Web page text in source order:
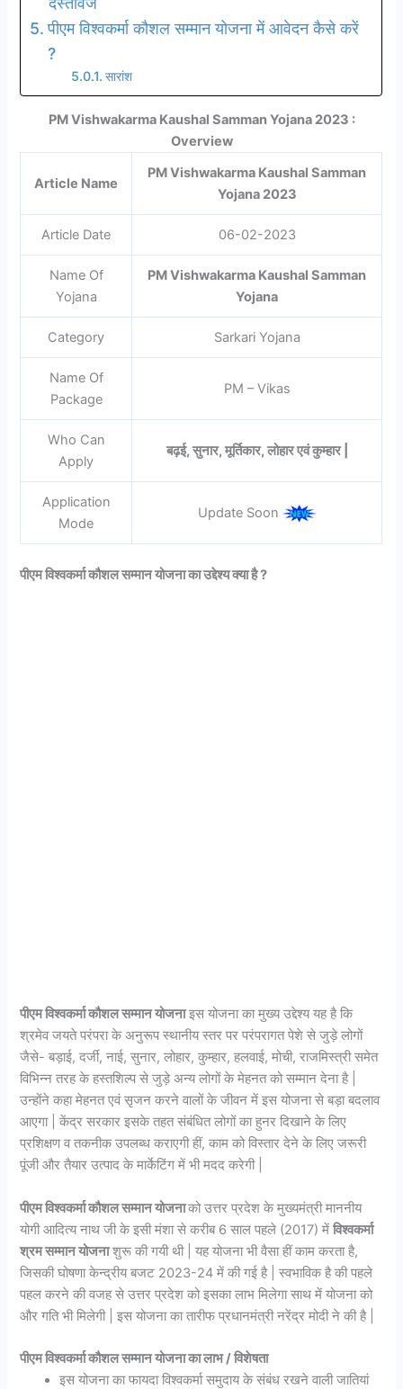
पीएम विश्वकर्मा कौशल सम्मान योजना में आवेदन कैसे करें
?
सारांश
PM Vishwakarma Kaushal Samman Yojana 2023 :
Overview
Article Name
PM Vishwakarma Kaushal Samman
Yojana 2023
Article Date 06-02-2023
Name Of
Yojana
PM Vishwakarma Kaushal Samman
Yojana
Category Sarkari Yojana
Name Of
Package
PM – Vikas
Who Can
Apply
बढ़ई, सुनार, मूर्तिकार, लोहार एवं कुम्हार |
Application
Mode
Update Soon
पीएम विश्वकर्मा कौशल सम्मान योजना का उद्देश्य क्या है ?
पीएम विश्वकर्मा कौशल सम्मान योजनाइस योजना का मुख्य उद्देश्य यह है कि
श्रमेव जयते परंपरा के अनुरूप स्थानीय स्तर पर परंपरागत पेशे से जुड़े लोगों
जैसे- बड़ाई, दर्जी, नाई, सुनार, लोहार, कुम्हार, हलवाई, मोची, राजमिस्त्री समेत
विभिन्न तरह के हस्तशिल्प से जुड़े अन्य लोगों के मेहनत को सम्मान देना है |
उन्होंने कहा मेहनत एवं सृजन करने वालों के जीवन में इस योजना से बड़ा बदलाव
आएगा | केंद्र सरकार इसके तहत संबंधित लोगों का हुनर दिखाने के लिए
प्रशिक्षण व तकनीक उपलब्ध कराएगी हीं, काम को विस्तार देने के लिए जरूरी
पूंजी और तैयार उत्पाद के मार्केटिंग में भी मदद करेगी |
पीएम विश्वकर्मा कौशल सम्मान योजनाको उत्तर प्रदेश के मुख्यमंत्री माननीय
योगी आदित्य नाथ जी के इसी मंशा से करीब 6 साल पहले (2017) मेंविश्वकर्मा
श्रम सम्मान योजनाशुरू की गयी थी | यह योजना भी वैसा हीं काम करता है,
जिसकी घोषणा केन्द्रीय बजट 2023-24 में की गई है | स्वभाविक है की पहले
पहल करने की वजह से उत्तर प्रदेश को इसका लाभ मिलेगा साथ में योजना को
और गति भी मिलेगी | इस योजना का तारीफ प्रधानमंत्री नरेंद्र मोदी ने की है |
पीएम विश्वकर्माकौशलसम्मान योजना का लाभ / विशेषता
इस योजना का फायदा विश्वकर्मा समुदाय के संबंध रखने वाली जातियां